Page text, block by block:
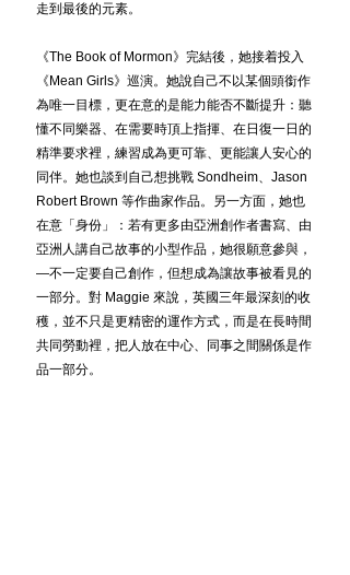
走到最後的元素。
《The Book of Mormon》完結後，她接着投入
《Mean Girls》巡演。她說自己不以某個頭銜作
為唯一目標，更在意的是能力能否不斷提升：聽
懂不同樂器、在需要時頂上指揮、在日復一日的
精準要求裡，練習成為更可靠、更能讓人安心的
同伴。她也談到自己想挑戰 Sondheim、Jason
Robert Brown 等作曲家作品。另一方面，她也
在意「身份」：若有更多由亞洲創作者書寫、由
亞洲人講自己故事的小型作品，她很願意參與，
—不一定要自己創作，但想成為讓故事被看見的
一部分。對 Maggie 來說，英國三年最深刻的收
穫，並不只是更精密的運作方式，而是在長時間
共同勞動裡，把人放在中心、同事之間關係是作
品一部分。